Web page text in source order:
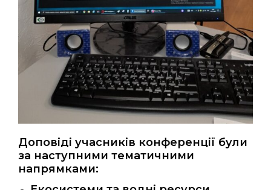
Доповіді учасників конференції були
за наступними тематичними
напрямками: